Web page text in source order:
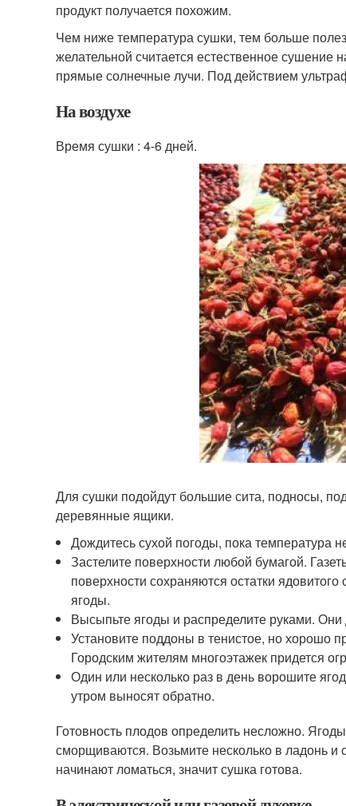
продукт получается похожим.
Чем ниже температура сушки, тем больше
желательной считается естественное
прямые солнечные лучи. Под действием
На воздухе
Время сушки : 4-6 дней.
Для сушки подойдут большие сита, подносы,
деревянные ящики.
Дождитесь сухой погоды, пока температура
Застелите поверхности любой бумагой.
поверхности сохраняются остатки
ягоды.
Высыпьте ягоды и распределите руками.
Установите поддоны в тенистое, но хорошо
Городским жителям многоэтажек придется
Один или несколько раз в день ворошите
утром выносят обратно.
Готовность плодов определить несложно.
сморщиваются. Возьмите несколько в ладонь
начинают ломаться, значит сушка готова.